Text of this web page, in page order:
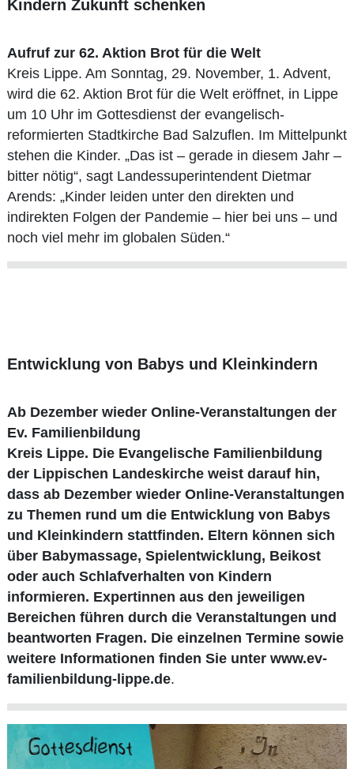
Kindern Zukunft schenken
Aufruf zur 62. Aktion Brot für die Welt
Kreis Lippe. Am Sonntag, 29. November, 1. Advent,
wird die 62. Aktion Brot für die Welt eröffnet, in Lippe
um 10 Uhr im Gottesdienst der evangelisch-
reformierten Stadtkirche Bad Salzuflen. Im Mittelpunkt
stehen die Kinder. „Das ist – gerade in diesem Jahr –
bitter nötig“, sagt Landessuperintendent Dietmar
Arends: „Kinder leiden unter den direkten und
indirekten Folgen der Pandemie – hier bei uns – und
noch viel mehr im globalen Süden.“
Entwicklung von Babys und Kleinkindern
Ab Dezember wieder Online-Veranstaltungen der
Ev. Familienbildung
Kreis Lippe. Die Evangelische Familienbildung
der Lippischen Landeskirche weist darauf hin,
dass ab Dezember wieder Online-Veranstaltungen
zu Themen rund um die Entwicklung von Babys
und Kleinkindern stattfinden. Eltern können sich
über Babymassage, Spielentwicklung, Beikost
oder auch Schlafverhalten von Kindern
informieren. Expertinnen aus den jeweiligen
Bereichen führen durch die Veranstaltungen und
beantworten Fragen. Die einzelnen Termine sowie
weitere Informationen finden Sie unter www.ev-
familienbildung-lippe.de.